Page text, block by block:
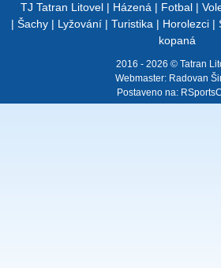
TJ Tatran Litovel | Házená | Fotbal |
| Šachy| Lyžování| Turistika | Horolezci|
kopaná
2016 - 2026 © Tatran
Webmaster: Radovan
Postaveno na: